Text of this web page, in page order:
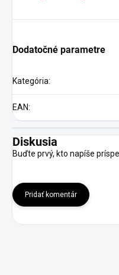
Dodatočné parametre
Kategória:
EAN:
Diskusia
Buďte prvý, kto napíše
Pridať komentár